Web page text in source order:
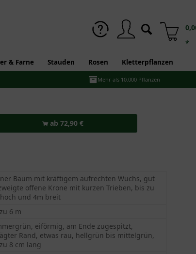
*
& Farne Stauden Rosen Kletterpflanzen
Mehr als 10.000 Pflanzen
ab 72,90 €
Baum mit kräftigem aufrechten Wuchs, gut
offene Krone mit kurzen Trieben, bis zu
und 4m breit
6 m
eiförmig, am Ende zugespitzt,
Rand, etwas rau, hellgrün bis mittelgrün,
8 cm lang